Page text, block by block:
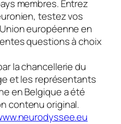
membres. Entrez
testez vos
européenne en
questions à choix
la chancellerie du
et les représentants
en Belgique a été
contenu original.